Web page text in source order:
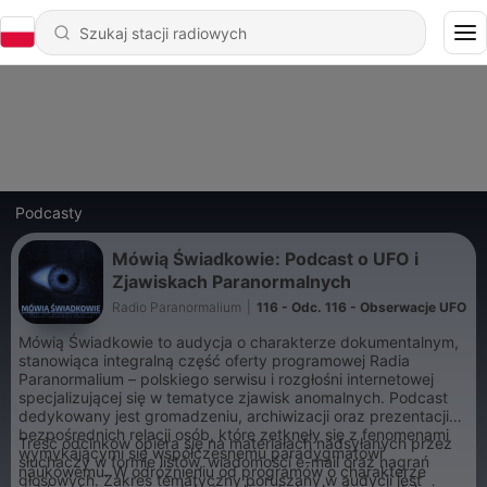
Podcasty
Mówią Świadkowie: Podcast o UFO i
Zjawiskach Paranormalnych
Radio Paranormalium 116 - Odc. 116 - Obserwacje UFO
Mówią Świadkowie to audycja o charakterze dokumentalnym,
stanowiąca integralną część oferty programowej Radia
Paranormalium – polskiego serwisu i rozgłośni internetowej
specjalizującej się w tematyce zjawisk anomalnych. Podcast
dedykowany jest gromadzeniu, archiwizacji oraz prezentacji
bezpośrednich relacji osób, które zetknęły się z fenomenami
wymykającymi się współczesnemu paradygmatowi
naukowemu. W odróżnieniu od programów o charakterze
Treść odcinków opiera się na materiałach nadsyłanych przez
słuchaczy w formie listów, wiadomości e-mail oraz nagrań
głosowych. Zakres tematyczny poruszany w audycji jest